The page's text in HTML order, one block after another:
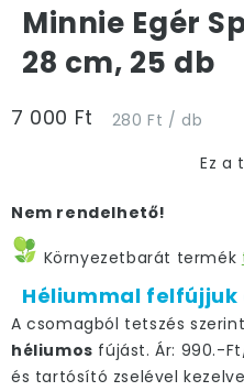
Minnie Egér
28 cm, 25 db
7 000 Ft
280 Ft / db
Ez a
Nem rendelhető!
Környezetbarát termék
Héliummal
A csomagból tetszés
héliumos fújást. Ár: 990.-
és tartósító zselével